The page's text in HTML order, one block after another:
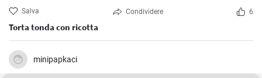
Salva Condividere 6
Torta tonda con ricotta
minipapkaci